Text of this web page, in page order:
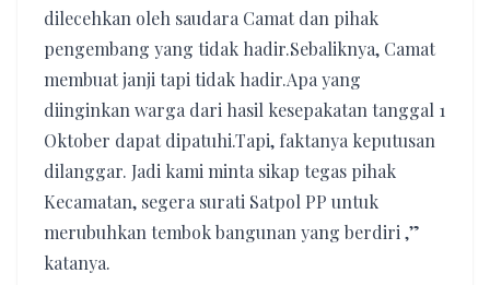
dilecehkan oleh saudara Camat dan pihak
pengembang yang tidak hadir.Sebaliknya, Camat
membuat janji tapi tidak hadir.Apa yang
diinginkan warga dari hasil kesepakatan tanggal 1
Oktober dapat dipatuhi.Tapi, faktanya keputusan
dilanggar. Jadi kami minta sikap tegas pihak
Kecamatan, segera surati Satpol PP untuk
merubuhkan tembok bangunan yang berdiri ,”
katanya.